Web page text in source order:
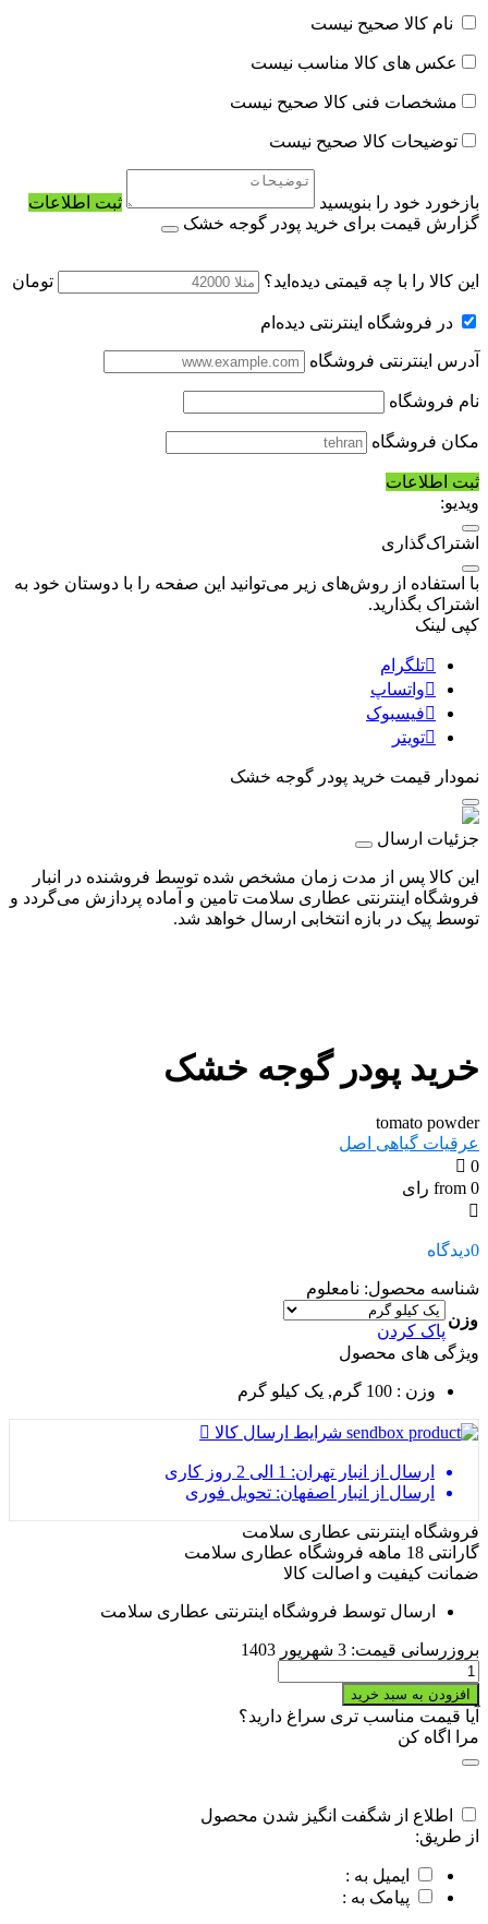
نام کالا صحیح نیست
عکس های کالا مناسب نیست
مشخصات فنی کالا صحیح نیست
توضیحات کالا صحیح نیست
بازخورد خود را بنویسید
ثبت اطلاعات
گزارش قیمت برای خرید پودر گوجه خشک
این کالا را با چه قیمتی دیده‌اید؟ تومان
در فروشگاه اینترنتی دیده‌ام
آدرس اینترنتی فروشگاه
نام فروشگاه
مکان فروشگاه
ثبت اطلاعات
ویدیو:
اشتراک‌گذاری
با استفاده از روش‌های زیر می‌توانید این صفحه را با دوستان خود به
اشتراک بگذارید.
کپی لینک
تلگرام
واتساپ
فیسبوک
تویتر
نمودار قیمت خرید پودر گوجه خشک
جزئیات ارسال
این کالا پس از مدت زمان مشخص شده توسط فروشنده در انبار
فروشگاه اینترنتی عطاری سلامت تامین و آماده پردازش می‌گردد و
توسط پیک در بازه انتخابی ارسال خواهد شد.
خرید پودر گوجه خشک
tomato powder
عرقیات گیاهی اصل
0
from 0 رای
0دیدگاه
شناسه محصول: نامعلوم
وزن
پاک کردن
ویژگی های محصول
وزن : 100 گرم, یک کیلو گرم
شرایط ارسال کالا
ارسال از انبار تهران: 1 الی 2 روز کاری
ارسال از انبار اصفهان: تحویل فوری
فروشگاه اینترنتی عطاری سلامت
گارانتی 18 ماهه فروشگاه عطاری سلامت
ضمانت کیفیت و اصالت کالا
ارسال توسط فروشگاه اینترنتی عطاری سلامت
بروزرسانی قیمت: 3 شهریور 1403
خرید
پودر
گوجه
خشک
quantity
افزودن به سبد خرید
آیا قیمت مناسب تری سراغ دارید؟
مرا اگاه کن
اطلاع از شگفت انگیز شدن محصول
از طریق:
ایمیل به :
پیامک به :